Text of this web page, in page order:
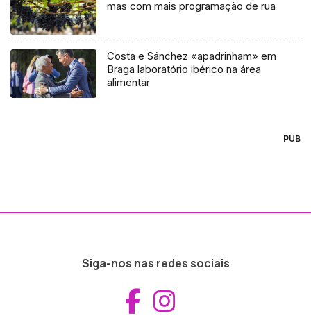
mas com mais programação de rua
Costa e Sánchez «apadrinham» em
Braga laboratório ibérico na área
alimentar
PUB
Siga-nos nas redes sociais
Aceder ao